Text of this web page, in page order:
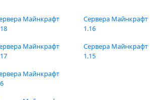
Майнкрафт
Майнкрафт
Сервера Майнкрафт
1.16
Сервера Майнкрафт
1.15
Майнкрафт